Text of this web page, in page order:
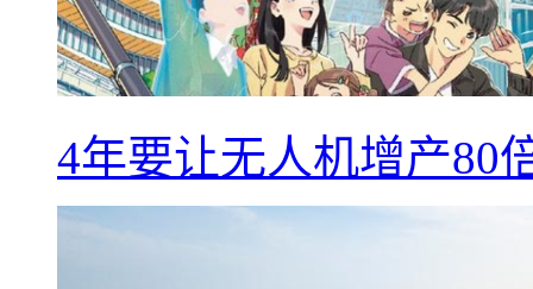
4年要让无人机增产80